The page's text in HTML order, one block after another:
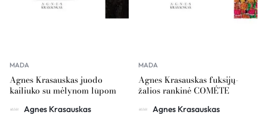
MADA
Agnes Krasauskas juodo
kailiuko su mėlynom lūpom
Agnes Krasauskas
MADA
Agnes Krasauskas fuksijų-
žalios rankinė COMÉTE
Agnes Krasauskas